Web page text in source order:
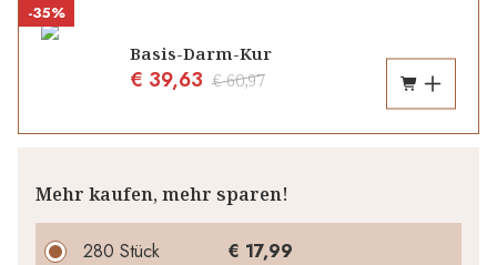
-35%
Basis-Darm-Kur
€ 39,63 € 60,97
Mehr kaufen, mehr sparen!
280 Stück € 17,99